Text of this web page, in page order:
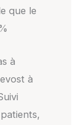
que le
à
à